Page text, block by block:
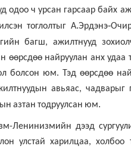
одоо ч урсан гарсаар байх
тоглолтыг А.Эрдэнэ-
багш, ажилтнууд
өөрсдөө найруулан анх
болсон юм. Тэд өөрсдөө
авьяас,
азтан тодруулсан юм.
дээд
улстай харилцаа,